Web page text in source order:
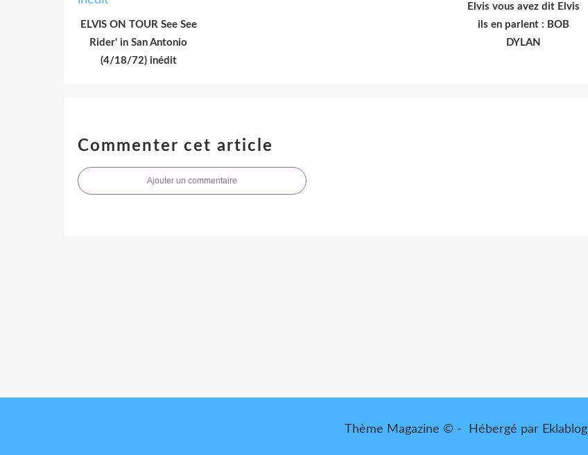
ELVIS ON TOUR See See
Rider' in San Antonio
(4/18/72) inédit
Elvis vous avez dit Elvis
ils en parlent : BOB
DYLAN
Commenter cet article
Ajouter un commentaire
Thème Magazine © - Hébergé par Eklablog